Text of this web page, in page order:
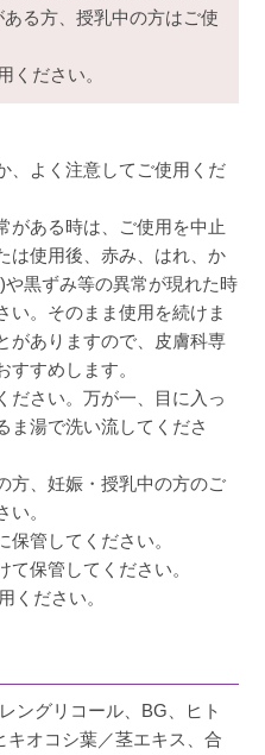
る方、授乳中の方はご使
ください。
、よく注意してご使用くだ
がある時は、ご使用を中止
は使用後、赤み、はれ、か
黒ずみ等の異常が現れた時
い。そのまま使用を続けま
がありますので、皮膚科専
すすめします。
ださい。万が一、目に入っ
ま湯で洗い流してくださ
方、妊娠・授乳中の方のご
。
管してください。
保管してください。
ください。
ングリコール、BG、ヒト
キオコシ葉／茎エキス、合